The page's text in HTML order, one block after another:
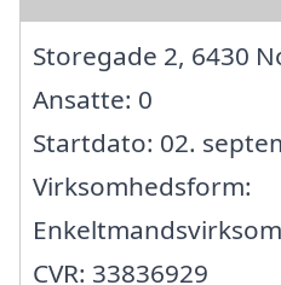
Storegade 2, 6430
Ansatte: 0
Startdato: 02.
Virksomhedsform:
CVR: 33836929